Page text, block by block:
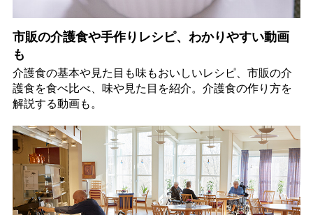
市販の介護食や手作りレシピ、わかりやすい動画
も
介護食の基本や見た目も味もおいしいレシピ、市販の介
護食を食べ比べ、味や見た目を紹介。介護食の作り方を
解説する動画も。